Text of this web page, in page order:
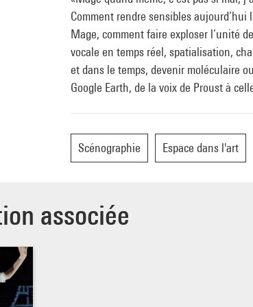
Comment rendre sensibles aujourd’hui
Mage, comment faire exploser l’unité
vocale en temps réel, spatialisation,
et dans le temps, devenir moléculaire
Google Earth, de la voix de Proust à
Scénographie Espace dans l'art
associée